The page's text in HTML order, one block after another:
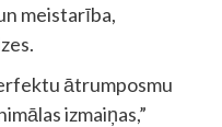
meistarība,
ātrumposmu
izmaiņas,”